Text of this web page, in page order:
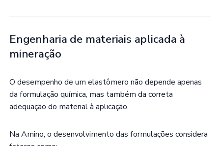
Engenharia de materiais aplicada à
mineração
O desempenho de um elastômero não depende apenas
da formulação química, mas também da correta
adequação do material à aplicação.
Na Amino, o desenvolvimento das formulações considera